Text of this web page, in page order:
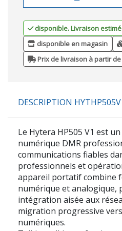
disponible. Livraison
disponible en magasin
Prix de livraison à partir de
DESCRIPTION
Le Hytera HP505 V1 est
numérique DMR
communications fiables
professionnels et
appareil portatif combine
numérique et analogique,
intégration aisée aux
migration progressive
numériques.